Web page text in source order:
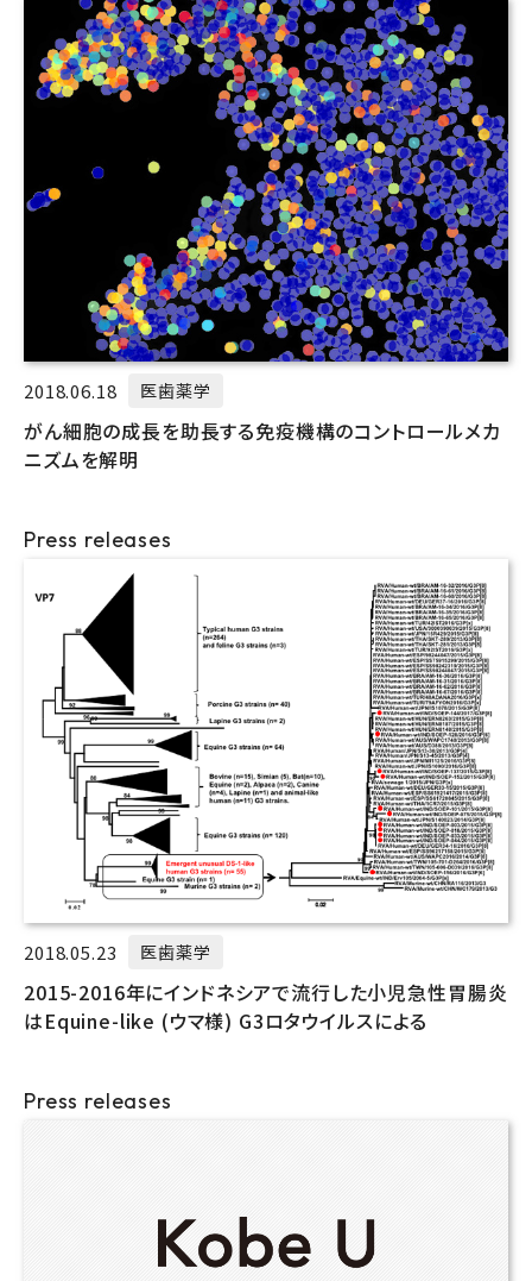
2018.06.18 医歯薬学
がん細胞の成長を助長する免疫機構のコントロールメカ
ニズムを解明
Press releases
2018.05.23 医歯薬学
2015-2016年にインドネシアで流行した小児急性胃腸炎
はEquine-like (ウマ様) G3ロタウイルスによる
Press releases